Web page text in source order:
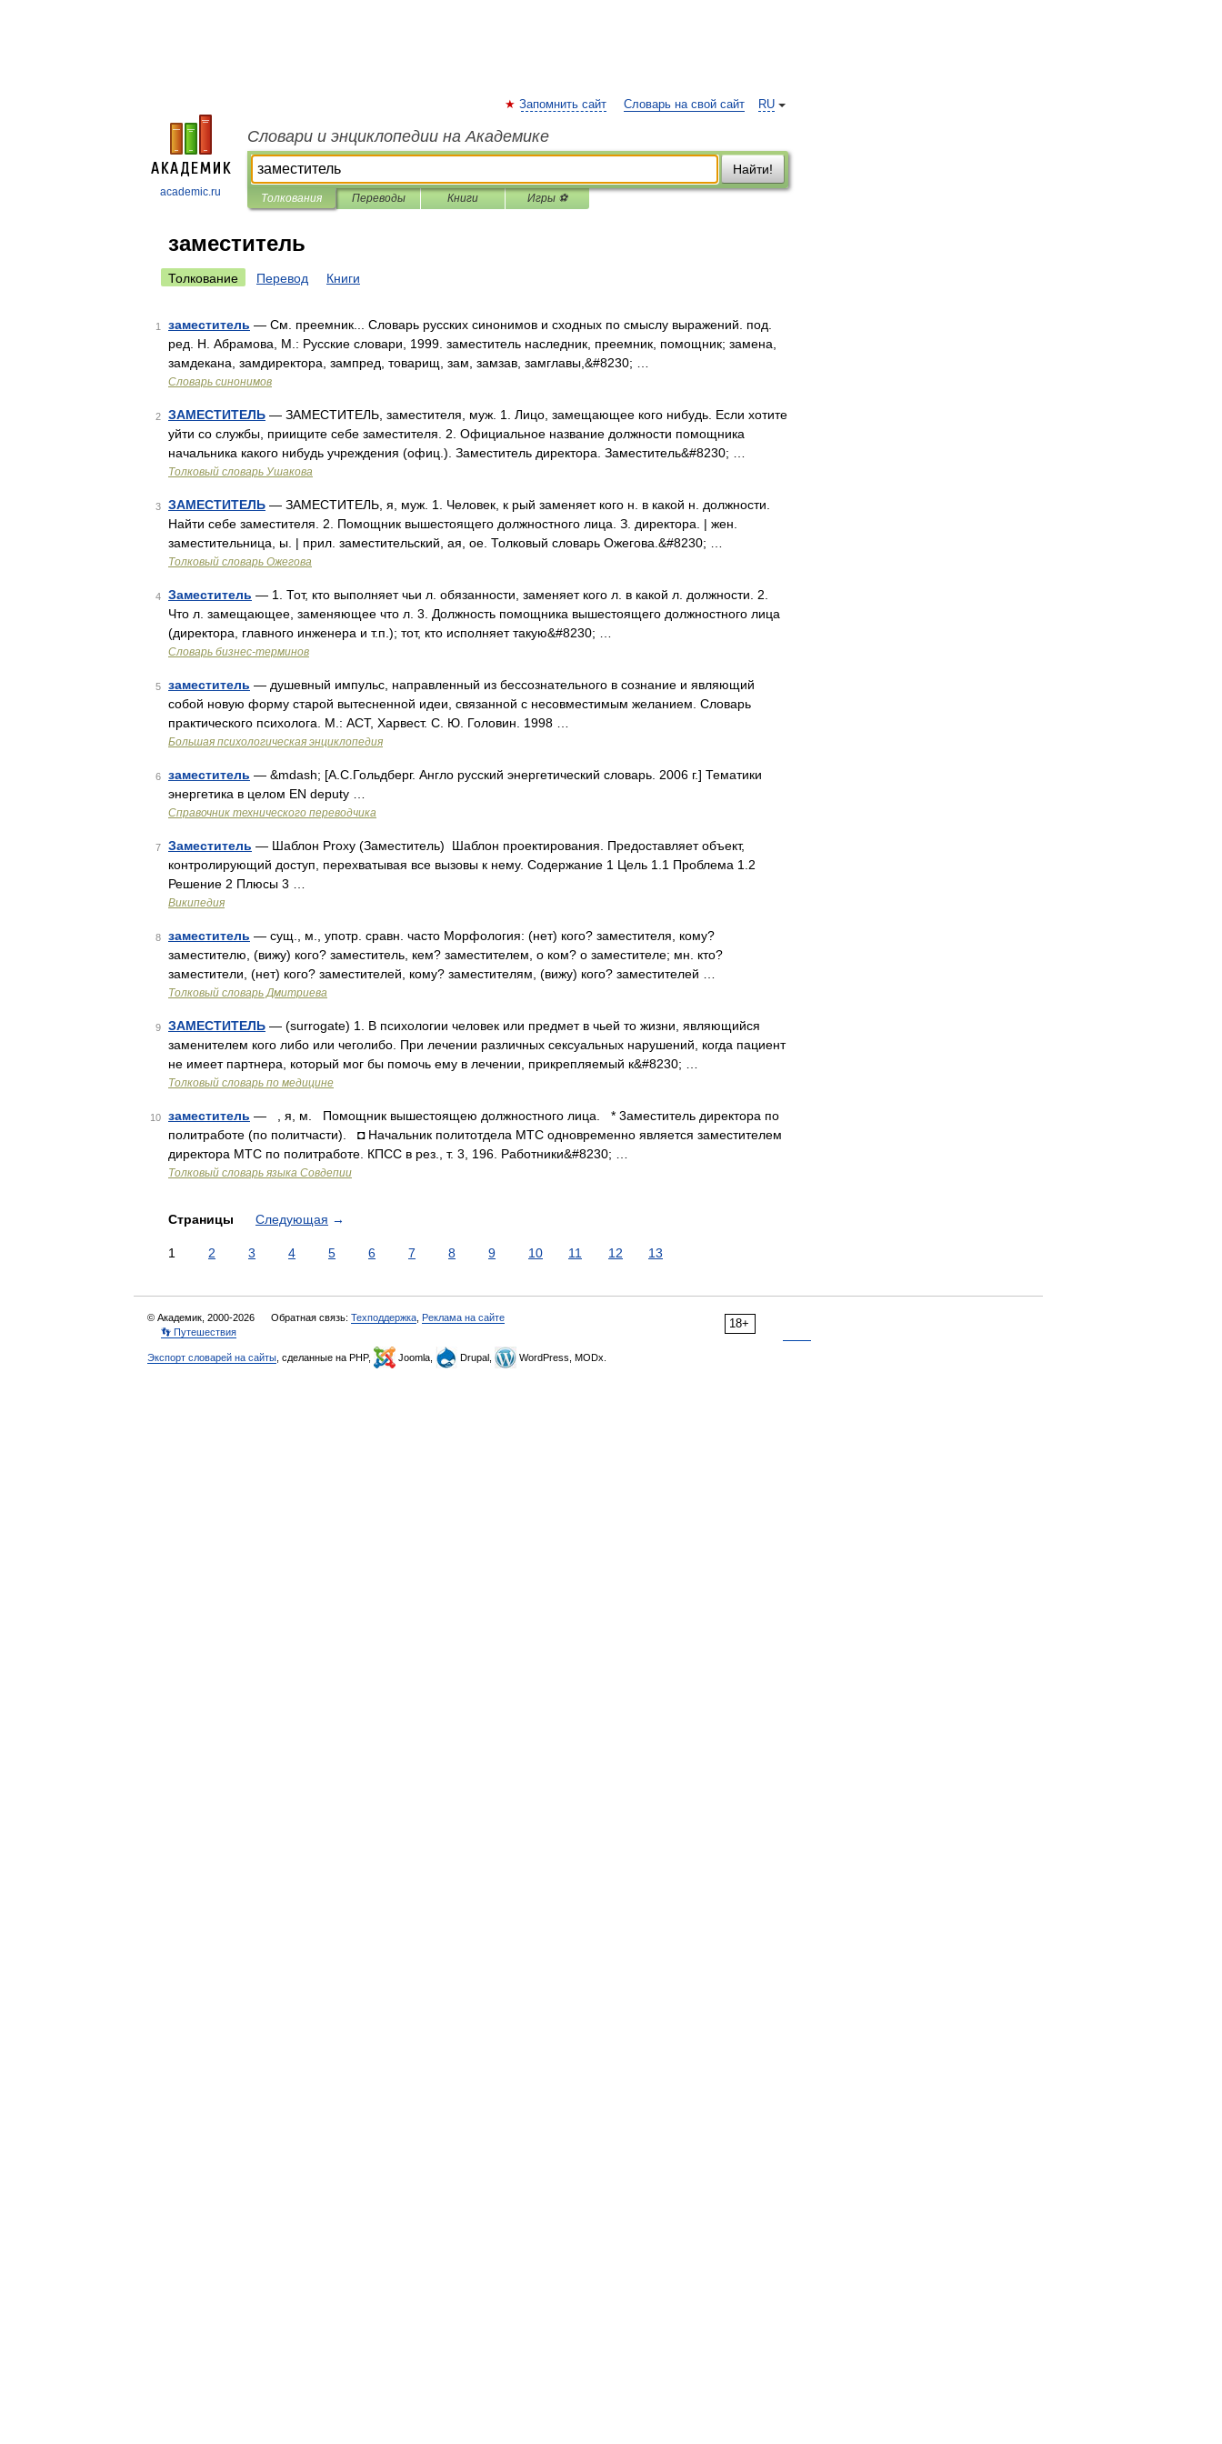
academic.ru
RU
Запомнить сайт Словарь на свой сайт
Словари и энциклопедии на Академике
Найти!
Толкования Переводы Книги Игры ⚽
заместитель
Толкование Перевод Книги
1 заместитель — См. преемник... Словарь русских синонимов и сходных по смыслу выражений. под.
ред. Н. Абрамова, М.: Русские словари, 1999. заместитель наследник, преемник, помощник; замена,
замдекана, замдиректора, зампред, товарищ, зам, замзав, замглавы,&#8230; …
Словарь синонимов
2 ЗАМЕСТИТЕЛЬ — ЗАМЕСТИТЕЛЬ, заместителя, муж. 1. Лицо, замещающее кого нибудь. Если хотите
уйти со службы, приищите себе заместителя. 2. Официальное название должности помощника
начальника какого нибудь учреждения (офиц.). Заместитель директора. Заместитель&#8230; …
Толковый словарь Ушакова
3 ЗАМЕСТИТЕЛЬ — ЗАМЕСТИТЕЛЬ, я, муж. 1. Человек, к рый заменяет кого н. в какой н. должности.
Найти себе заместителя. 2. Помощник вышестоящего должностного лица. З. директора. | жен.
заместительница, ы. | прил. заместительский, ая, ое. Толковый словарь Ожегова.&#8230; …
Толковый словарь Ожегова
4 Заместитель — 1. Тот, кто выполняет чьи л. обязанности, заменяет кого л. в какой л. должности. 2.
Что л. замещающее, заменяющее что л. 3. Должность помощника вышестоящего должностного лица
(директора, главного инженера и т.п.); тот, кто исполняет такую&#8230; …
Словарь бизнес-терминов
5 заместитель — душевный импульс, направленный из бессознательного в сознание и являющий
собой новую форму старой вытесненной идеи, связанной с несовместимым желанием. Словарь
практического психолога. М.: АСТ, Харвест. С. Ю. Головин. 1998 …
Большая психологическая энциклопедия
6 заместитель — &mdash; [А.С.Гольдберг. Англо русский энергетический словарь. 2006 г.] Тематики
энергетика в целом EN deputy …
Справочник технического переводчика
7 Заместитель — Шаблон Proxy (Заместитель) Шаблон проектирования. Предоставляет объект,
контролирующий доступ, перехватывая все вызовы к нему. Содержание 1 Цель 1.1 Проблема 1.2
Решение 2 Плюсы 3 …
Википедия
8 заместитель — сущ., м., употр. сравн. часто Морфология: (нет) кого? заместителя, кому?
заместителю, (вижу) кого? заместитель, кем? заместителем, о ком? о заместителе; мн. кто?
заместители, (нет) кого? заместителей, кому? заместителям, (вижу) кого? заместителей …
Толковый словарь Дмитриева
9 ЗАМЕСТИТЕЛЬ — (surrogate) 1. В психологии человек или предмет в чьей то жизни, являющийся
заменителем кого либо или чеголибо. При лечении различных сексуальных нарушений, когда пациент
не имеет партнера, который мог бы помочь ему в лечении, прикрепляемый к&#8230; …
Толковый словарь по медицине
10 заместитель — , я, м. Помощник вышестоящею должностного лица. * 3аместитель директора по
политработе (по политчасти). ◘ Начальник политотдела МТС одновременно является заместителем
директора МТС по политработе. КПСС в рез., т. 3, 196. Работники&#8230; …
Толковый словарь языка Совдепии
Страницы Следующая →
1 2 3 4 5 6 7 8 9 10 11 12 13
18+
© Академик, 2000-2026 Обратная связь: Техподдержка Реклама на сайте
👣 Путешествия
Экспорт словарей на сайты , сделанные на PHP, Joomla, Drupal, WordPress, MODx.